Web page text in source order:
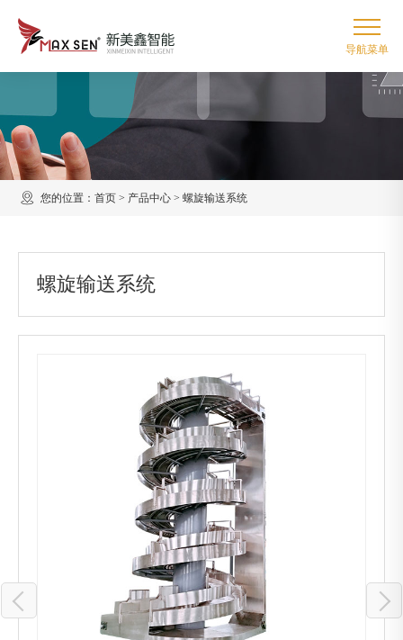
您的位置： 首页 > 产品中心 > 螺旋输送系统
螺旋输送系统